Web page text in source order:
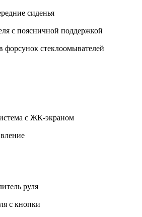
сиденья
с поясничной поддержкой
форсунок стеклоомывателей
с ЖК-экраном
руля
с кнопки